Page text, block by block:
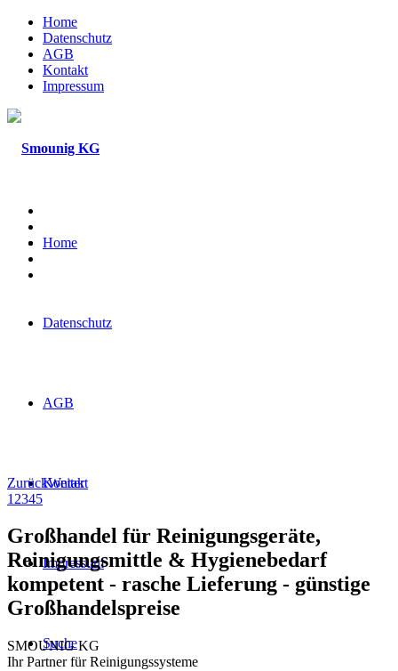
Home
Datenschutz
AGB
Kontakt
Impressum
Home
Datenschutz
AGB
Kontakt
Impressum
Suche
ZurückWeiter
1 2345
Großhandel für Reinigungsgeräte,
Reinigungsmittle & Hygienebedarf
kompetent - rasche Lieferung - günstige
Großhandelspreise
SMOUNIG KG
Ihr Partner für Reinigungssysteme